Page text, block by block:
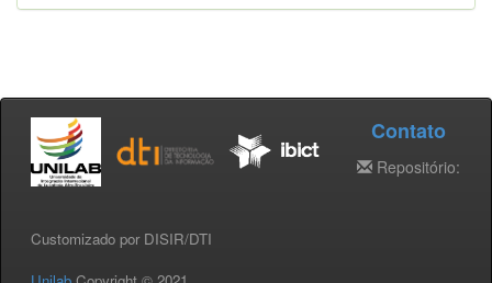
Customizado por DISIR/DTI
Contato
Repositório: